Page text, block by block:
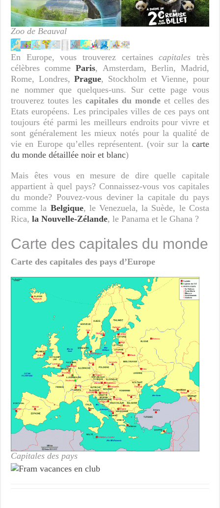
Zoo de Beauval
En Europe, vous trouverez certainescapitales très
célèbres commeParis, Amsterdam, Berlin, Madrid,
Rome, Londres,Prague, Stockholm et Vienne, pour
ne nommer que quelques-uns. Sur cette page vous
trouverez toutes lescapitales du mondeet celles des
Etats européens. Les principales villes de ces pays ont
toujours été parmi les meilleurs endroits pour vivre et
sont généralement les mieux notés pour la qualité de
vie en Europe qu’elles représentent. (voir sur la carte
du monde détaillée noir et blanc)
Mais êtes vous en mesure de dire quelle capitale
appartient à quel pays? Connaissez-vous vos capitales
du monde? Pouvez-vous deviner la capitale du pays
comme la Belgique, le Venezuela, la Suède, le Costa
Rica,la Nouvelle-Zélande, le Panama et le Ghana ?
Carte des capitales du monde
Carte des capitales des pays d’Europe
Capitales des pays